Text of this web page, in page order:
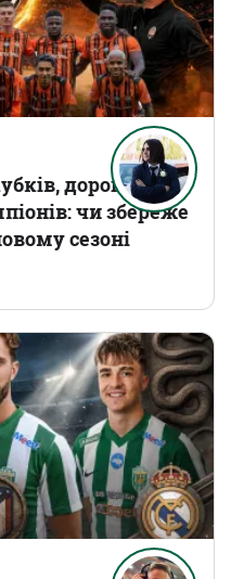
дорогі
чи збереже
сезоні